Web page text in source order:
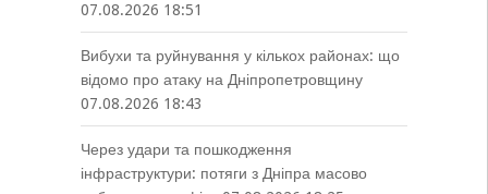
07.08.2026 18:51
Вибухи та руйнування у кількох районах: що
відомо про атаку на Дніпропетровщину
07.08.2026 18:43
Через удари та пошкодження
інфраструктури: потяги з Дніпра масово